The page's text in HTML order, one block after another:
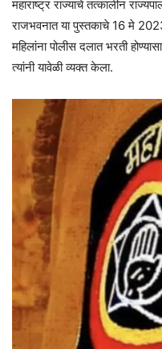
महाराष्ट्र राज्याचे तत्कालीन
राजभवनात या पुस्तकाचे 16 मे
महिलांना पोलीस दलात भरती
त्यांनी यावेळी व्यक्त केला.